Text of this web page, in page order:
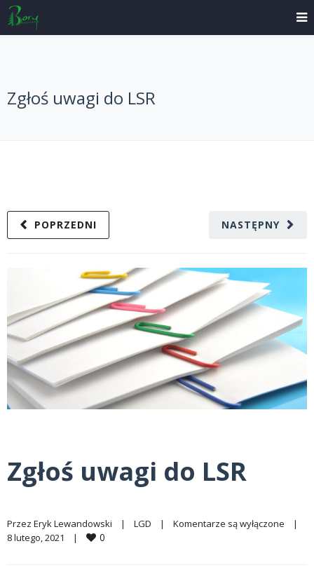
Zgłoś uwagi do LSR
NASTĘPNY
POPRZEDNI
Zgłoś uwagi do LSR
Przez Eryk Lewandowski | LGD | Komentarze są wyłączone
|
8 lutego, 2021
| 0